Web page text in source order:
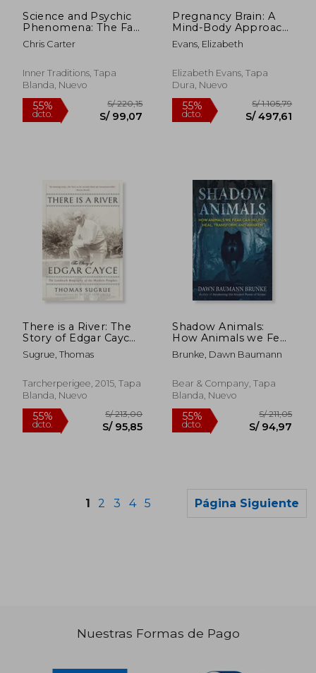
S/ 174,42
S/ 78,49
Science and Psychic
Phenomena: The Fall
of the House of
Skeptics (en Inglés)
Chris Carter
Inner Traditions, Tapa
Blanda, Nuevo
Pregnancy Brain: A
Mind-Body Approach
to Stress
Management During
Pregnancy (en
Inglés)
Evans, Elizabeth
Elizabeth Evans, Tapa
Dura, Nuevo
There is a River: The
Story of Edgar Cayce
(en Inglés)
Sugrue, Thomas
Tarcherperigee, 2015, Tapa
Blanda, Nuevo
Shadow Animals:
How Animals we Fear
can Help us Heal,
Transform, and
Brunke, Dawn Baumann
Bear & Company, Tapa
Blanda, Nuevo
1 2 3 4 5 Página Siguiente
Nuestras Formas de Pago